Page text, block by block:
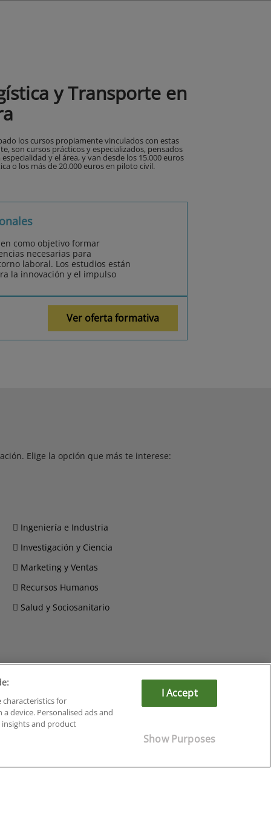
y Transporte en
los cursos propiamente vinculados con estas
son cursos prácticos y especializados, pensados
y el área, y van desde los 15.000 euros
o los más de 20.000 euros en piloto civil.
como objetivo formar
necesarias para
laboral. Los estudios están
la innovación y el impulso
Ver oferta formativa
Elige la opción que más te interese:
Ingeniería e Industria
Investigación y Ciencia
Marketing y Ventas
Recursos Humanos
Salud y Sociosanitario
Cursos en Tarragona
Cursos en Tenerife
Cursos en Toledo
Cursos en Zaragoza
characteristics for
device. Personalised ads and
and product
I Accept
Show Purposes